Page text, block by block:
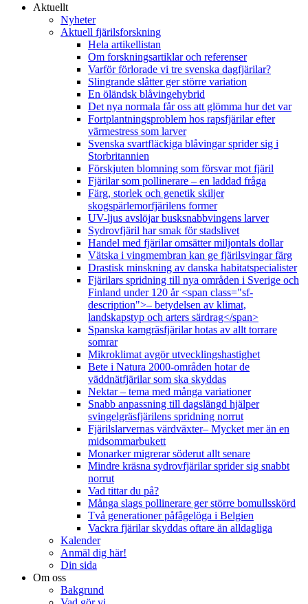
Aktuellt
Nyheter
Aktuell fjärilsforskning
Hela artikellistan
Om forskningsartiklar och referenser
Varför förlorade vi tre svenska dagfjärilar?
Slingrande slåtter ger större variation
En öländsk blåvingehybrid
Det nya normala får oss att glömma hur det var
Fortplantningsproblem hos rapsfjärilar efter
värmestress som larver
Svenska svartfläckiga blåvingar sprider sig i
Storbritannien
Förskjuten blomning som försvar mot fjäril
Fjärilar som pollinerare – en laddad fråga
Färg, storlek och genetik skiljer
skogspärlemorfjärilens former
UV-ljus avslöjar busksnabbvingens larver
Sydrovfjäril har smak för stadslivet
Handel med fjärilar omsätter miljontals dollar
Vätska i vingmembran kan ge fjärilsvingar färg
Drastisk minskning av danska habitatspecialister
Fjärilars spridning till nya områden i Sverige och
Finland under 120 år <span class="sf-
description">– betydelsen av klimat,
landskapstyp och arters särdrag</span>
Spanska kamgräsfjärilar hotas av allt torrare
somrar
Mikroklimat avgör utvecklingshastighet
Bete i Natura 2000-områden hotar de
väddnätfjärilar som ska skyddas
Nektar – tema med många variationer
Snabb anpassning till dagslängd hjälper
svingelgräsfjärilens spridning norrut
Fjärilslarvernas värdväxter– Mycket mer än en
midsommarbukett
Monarker migrerar söderut allt senare
Mindre kräsna sydrovfjärilar sprider sig snabbt
norrut
Vad tittar du på?
Många slags pollinerare ger större bomullsskörd
Två generationer påfågelöga i Belgien
Vackra fjärilar skyddas oftare än alldagliga
Kalender
Anmäl dig här!
Din sida
Om oss
Bakgrund